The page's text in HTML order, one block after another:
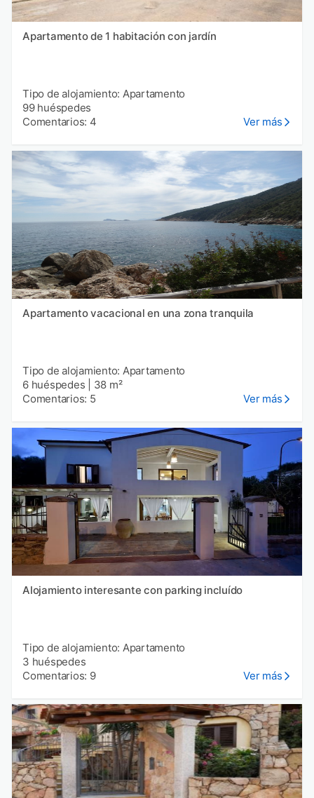
Apartamento de 1 habitación con jardín
Tipo de alojamiento: Apartamento
99 huéspedes
Comentarios: 4
Ver más
Apartamento vacacional en una zona tranquila
Tipo de alojamiento: Apartamento
6 huéspedes
38 m²
Comentarios: 5
Ver más
Alojamiento interesante con parking incluído
Tipo de alojamiento: Apartamento
3 huéspedes
Comentarios: 9
Ver más